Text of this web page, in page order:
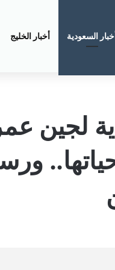
السعودية أخبار الخليج
لجين